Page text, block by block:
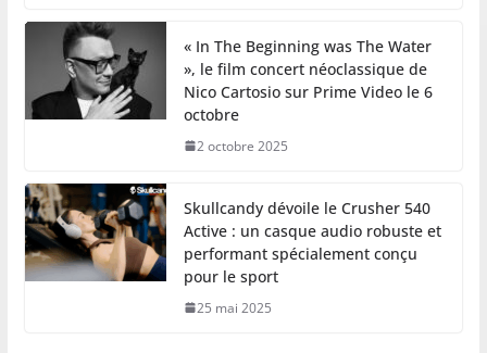
« In The Beginning was The Water
», le film concert néoclassique de
Nico Cartosio sur Prime Video le 6
octobre
2 octobre 2025
Skullcandy dévoile le Crusher 540
Active : un casque audio robuste et
performant spécialement conçu
pour le sport
25 mai 2025